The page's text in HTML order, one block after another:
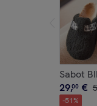
Sabot
29,00 €
-51%